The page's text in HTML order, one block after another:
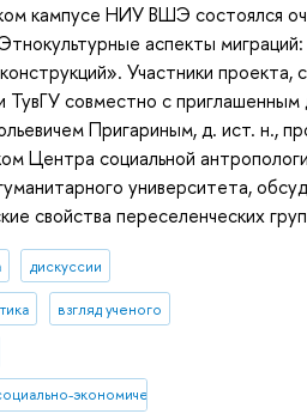
кампусе НИУ ВШЭ состоялся
аспекты
Участники проекта,
совместно с приглашенным
Пригариным, д. ист. н.,
Центра социальной
университета,
свойства переселенческих
дискуссии
взгляд ученого
экономическом,